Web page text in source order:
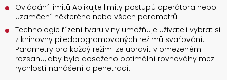
Ovládání limitů Aplikujte limity postupů operátora nebo
uzamčení některého nebo všech parametrů.
Technologie řízení tvaru vlny umožňuje uživateli vybrat si
z knihovny předprogramovaných režimů svařování.
Parametry pro každý režim lze upravit v omezeném
rozsahu, aby bylo dosaženo optimální rovnováhy mezi
rychlostí nanášení a penetrací.